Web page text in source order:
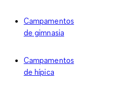
Campamentos
de gimnasia
Campamentos
de hípica